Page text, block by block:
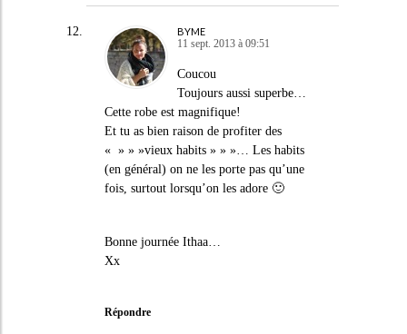
BYME
11 sept. 2013 à 09:51
Coucou
Toujours aussi superbe…
Cette robe est magnifique!
Et tu as bien raison de profiter des
« » » »vieux habits » » »… Les habits
(en général) on ne les porte pas qu’une
fois, surtout lorsqu’on les adore 🙂
Bonne journée Ithaa…
Xx
Répondre